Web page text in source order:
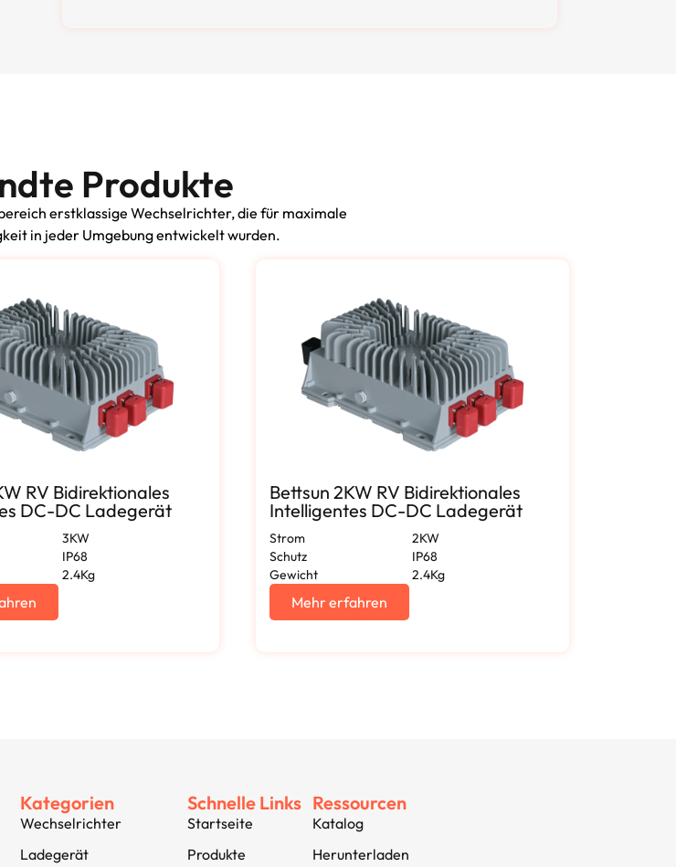
Produkte
erstklassige Wechselrichter, die für maximale
in jeder Umgebung entwickelt wurden.
RV Bidirektionales
DC-DC Ladegerät
3KW
IP68
2.4Kg
Bettsun 2KW RV Bidirektionales
Intelligentes DC-DC Ladegerät
Strom
2KW
Schutz
IP68
Gewicht
2.4Kg
Mehr erfahren
Kategorien
Wechselrichter
Ladegerät
Schnelle Links
Startseite
Produkte
Ressourcen
Katalog
Herunterladen